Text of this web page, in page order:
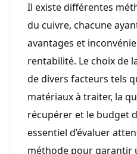
Il existe différentes
du cuivre, chacune
avantages et
rentabilité. Le choix de
de divers facteurs tels
matériaux à traiter, la
récupérer et le budget
essentiel d’évaluer
méthode pour garantir